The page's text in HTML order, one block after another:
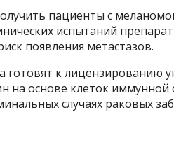
пациенты с
испытаний
появления метастазов.
к лицензированию
на основе клеток иммунной
случаях раковых